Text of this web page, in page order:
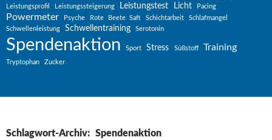
Leistungsprofil Leistungssteigerung Leistungstest Licht Pacing
Powermeter Psyche Rote Beete Saft Schichtarbeit
Schlafmangel
Schwellenleistung
Schwellentraining Serotonin
Spendenaktion Sport Stress Süßstoff Training
Tryptophan Zucker
Schlagwort-Archiv: Spendenaktion